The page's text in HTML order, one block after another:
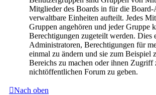
Mitglieder des Boards in für die
verwaltbare Einheiten aufteilt. Jedes
Gruppen angehören und jeder Gruppe
Berechtigungen zugeteilt werden. Dies
Administratoren, Berechtigungen für
einmal zu ändern und sie zum Beispiel
Bereichs zu machen oder ihnen Zugriff
nichtöffentlichen Forum zu geben.
Nach oben